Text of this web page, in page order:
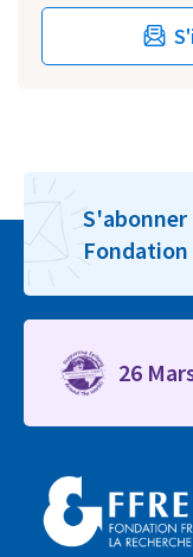
S'abonner
Fondation
26